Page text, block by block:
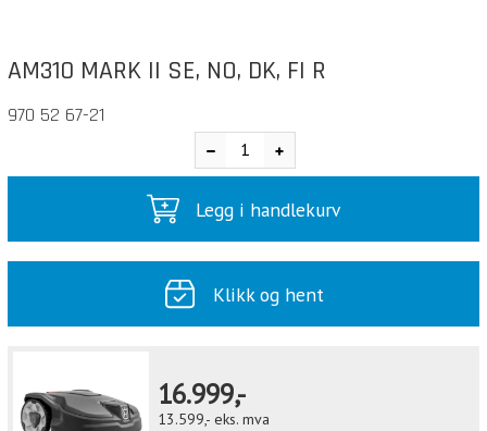
AM310 MARK II SE, NO, DK, FI R
970 52 67-21
Legg i handlekurv
Klikk og hent
16.999,-
13.599,- eks. mva